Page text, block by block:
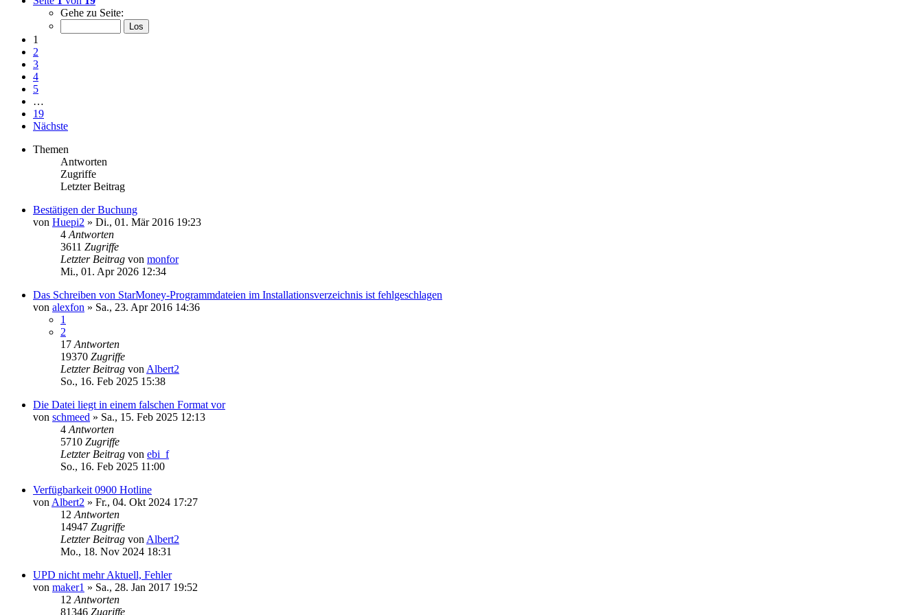
Gehe zu Seite:
1
2
3
4
5
…
19
Nächste
Themen
Antworten
Zugriffe
Letzter Beitrag
Bestätigen der Buchung
von Huepi2 » Di., 01. Mär 2016 19:23
4 Antworten
3611 Zugriffe
Letzter Beitrag von monfor
Mi., 01. Apr 2026 12:34
Das Schreiben von StarMoney-Programmdateien im Installationsverzeichnis ist fehlgeschlagen
von alexfon » Sa., 23. Apr 2016 14:36
1
2
17 Antworten
19370 Zugriffe
Letzter Beitrag von Albert2
So., 16. Feb 2025 15:38
Die Datei liegt in einem falschen Format vor
von schmeed » Sa., 15. Feb 2025 12:13
4 Antworten
5710 Zugriffe
Letzter Beitrag von ebi_f
So., 16. Feb 2025 11:00
Verfügbarkeit 0900 Hotline
von Albert2 » Fr., 04. Okt 2024 17:27
12 Antworten
14947 Zugriffe
Letzter Beitrag von Albert2
Mo., 18. Nov 2024 18:31
UPD nicht mehr Aktuell, Fehler
von maker1 » Sa., 28. Jan 2017 19:52
12 Antworten
81346 Zugriffe